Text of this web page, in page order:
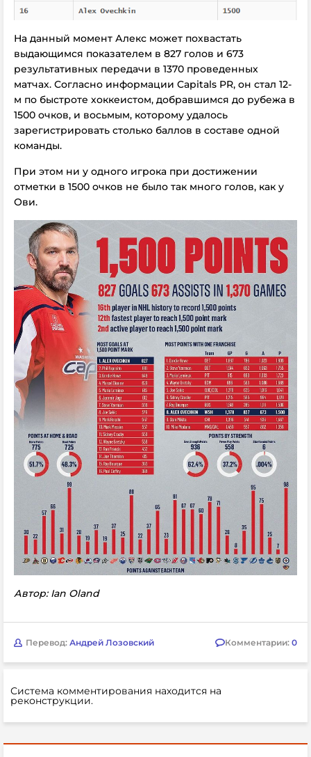
На данный момент Алекс может похвастать
выдающимся показателем в 827 голов и 673
результативных передачи в 1370 проведенных
матчах. Согласно информации Capitals PR, он стал 12-
м по быстроте хоккеистом, добравшимся до рубежа в
1500 очков, и восьмым, которому удалось
зарегистрировать столько баллов в составе одной
команды.
При этом ни у одного игрока при достижении
отметки в 1500 очков не было так много голов, как у
Ови.
Автор: Ian Oland
Перевод: Андрей Лозовский Комментарии: 0
Система комментирования находится на
реконструкции.